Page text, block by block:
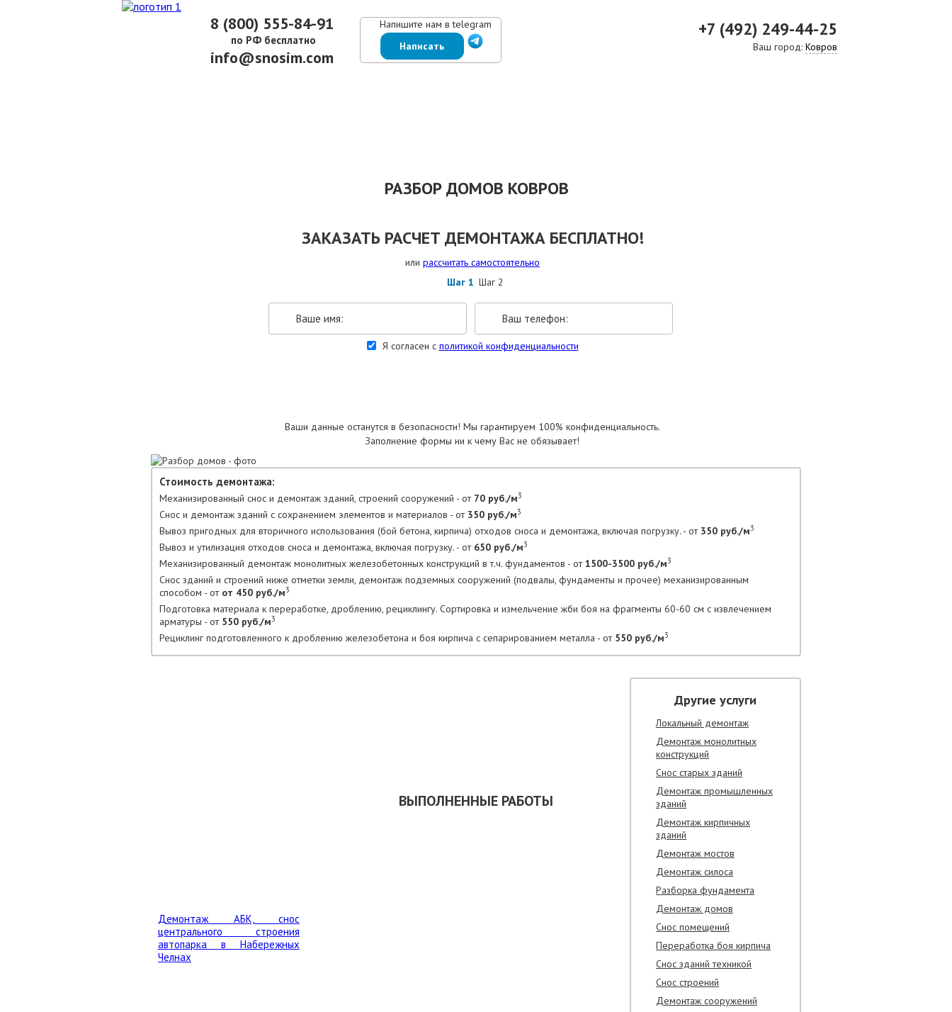
8 (800) 555-84-91
по РФ бесплатно
info@snosim.com
Напишите нам в telegram
Написать
+7 (492) 249-44-25
Ваш город: Ковров
РАЗБОР ДОМОВ КОВРОВ
ЗАКАЗАТЬ РАСЧЕТ ДЕМОНТАЖА БЕСПЛАТНО!
или рассчитать самостоятельно
Шаг 1 Шаг 2
Я согласен с политикой конфиденциальности
Ваши данные останутся в безопасности! Мы гарантируем 100% конфиденциальность.
Заполнение формы ни к чему Вас не обязывает!
Стоимость демонтажа:
Механизированный снос и демонтаж зданий, строений сооружений - от 70 руб./м3
Снос и демонтаж зданий с сохранением элементов и материалов - от 350 руб./м3
Вывоз пригодных для вторичного использования (бой бетона, кирпича) отходов сноса и демонтажа, включая погрузку. - от 350 руб./м3
Вывоз и утилизация отходов сноса и демонтажа, включая погрузку. - от 650 руб./м3
Механизированный демонтаж монолитных железобетонных конструкций в т.ч. фундаментов - от1500-3500 руб./м3
Снос зданий и строений ниже отметки земли, демонтаж подземных сооружений (подвалы, фундаменты и прочее) механизированным
способом - от от 450 руб./м3
Подготовка материала к переработке, дроблению, рециклингу. Сортировка и измельчение жби боя на фрагменты 60-60 см с извлечением
арматуры - от 550 руб./м3
Рециклинг подготовленного к дроблению железобетона и боя кирпича с сепарированием металла - от 550 руб./м3
Другие услуги
Локальный демонтаж
Демонтаж монолитных
конструкций
Снос старых зданий
Демонтаж промышленных
зданий
Демонтаж кирпичных
зданий
Демонтаж мостов
Демонтаж силоса
Разборка фундамента
Демонтаж домов
Снос помещений
Переработка боя кирпича
Снос зданий техникой
Снос строений
Демонтаж сооружений
ВЫПОЛНЕННЫЕ РАБОТЫ
Демонтаж АБК, снос
центрального строения
автопарка в Набережных
Челнах